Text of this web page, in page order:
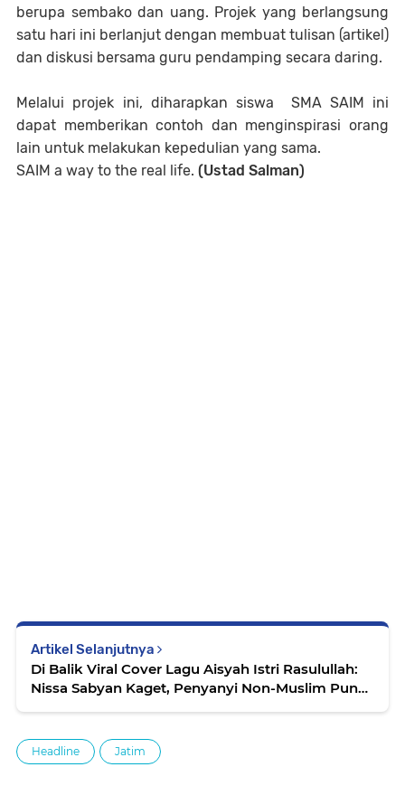
berupa sembako dan uang. Projek yang berlangsung
satu hari ini berlanjut dengan membuat tulisan (artikel)
dan diskusi bersama guru pendamping secara daring.
Melalui projek ini, diharapkan siswa SMA SAIM ini
dapat memberikan contoh dan menginspirasi orang
lain untuk melakukan kepedulian yang sama.
SAIM a way to the real life. (Ustad Salman)
Artikel Selanjutnya
Di Balik Viral Cover Lagu Aisyah Istri Rasulullah:
Nissa Sabyan Kaget, Penyanyi Non-Muslim Pun
Headline Jatim